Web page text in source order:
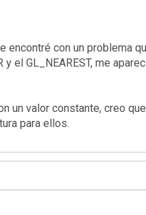
con un problema
el GL_NEAREST, me
un valor constante, creo
para ellos.